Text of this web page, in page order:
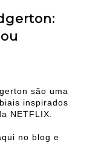
são uma
inspirados
NETFLIX.
no blog e